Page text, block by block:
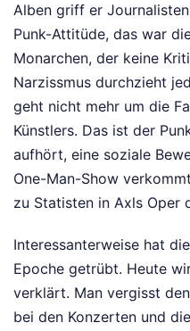
Alben griff er
Punk-Attitüde, das war
Monarchen, der keine
Narzissmus durchzieht
geht nicht mehr um die
Künstlers. Das ist der
aufhört, eine soziale
One-Man-Show
zu Statisten in Axls Oper
Interessanterweise hat
Epoche getrübt. Heute
verklärt. Man vergisst
bei den Konzerten und